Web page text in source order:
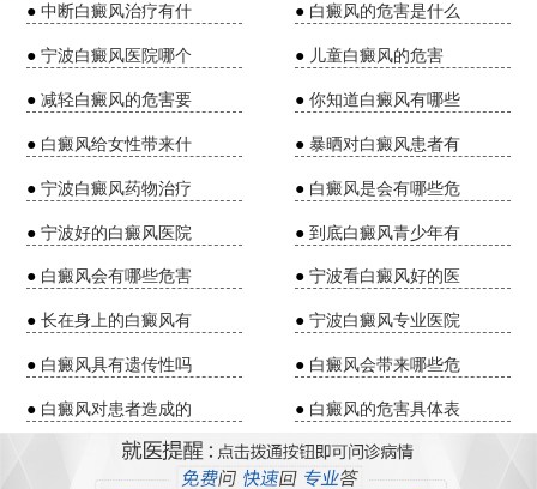
●中断白癜风治疗有什 ● 白癜风的危害是什么
●宁波白癜风医院哪个 ● 儿童白癜风的危害
●减轻白癜风的危害要 ●你知道白癜风有哪些
● 白癜风给女性带来什 ●暴晒对白癜风患者有
●宁波白癜风药物治疗 ● 白癜风是会有哪些危
●宁波好的白癜风医院 ●到底白癜风青少年有
● 白癜风会有哪些危害 ●宁波看白癜风好的医
●长在身上的白癜风有 ●宁波白癜风专业医院
● 白癜风具有遗传性吗 ● 白癜风会带来哪些危
● 白癜风对患者造成的 ● 白癜风的危害具体表